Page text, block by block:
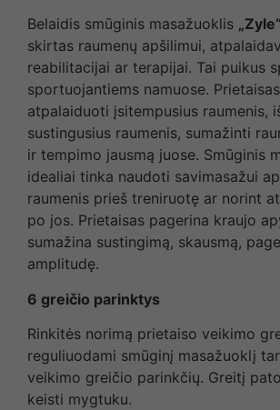
Belaidis smūginis masažuoklis „Zyle“
skirtas raumenų apšilimui,
reabilitacijai ar terapijai. Tai puikus
sportuojantiems namuose.
atpalaiduoti įsitempusius raumenis,
sustingusius raumenis, sumažinti
ir tempimo jausmą juose. Smūginis
idealiai tinka naudoti savimasažui
raumenis prieš treniruotę ar norint
po jos. Prietaisas pagerina kraujo
sumažina sustingimą, skausmą,
amplitudę.
6 greičio parinktys
Rinkitės norimą prietaiso veikimo
reguliuodami smūginį masažuoklį
veikimo greičio parinkčių. Greitį
keisti mygtuku.